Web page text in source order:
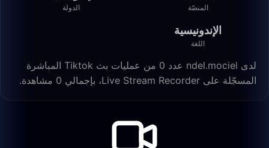
المنصّة الدولة
الإندونيسية
اللغة
لدى ndel.mociel عدد 0 من عمليات بث Tiktok المباشرة
المسجّلة على Live Stream Recorder، بإجمالي 0 مشاهدة.